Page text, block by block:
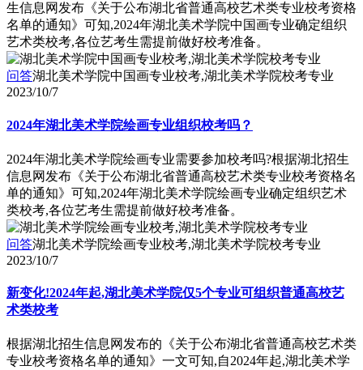
生信息网发布《关于公布湖北省普通高校艺术类专业校考资格
名单的通知》可知,2024年湖北美术学院中国画专业确定组织
艺术类校考,各位艺考生需提前做好校考准备。
问答湖北美术学院中国画专业校考,湖北美术学院校考专业
2023/10/7
2024年湖北美术学院绘画专业组织校考吗？
2024年湖北美术学院绘画专业需要参加校考吗?根据湖北招生
信息网发布《关于公布湖北省普通高校艺术类专业校考资格名
单的通知》可知,2024年湖北美术学院绘画专业确定组织艺术
类校考,各位艺考生需提前做好校考准备。
问答湖北美术学院绘画专业校考,湖北美术学院校考专业
2023/10/7
新变化!2024年起,湖北美术学院仅5个专业可组织普通高校艺
术类校考
根据湖北招生信息网发布的《关于公布湖北省普通高校艺术类
专业校考资格名单的通知》一文可知,自2024年起,湖北美术学